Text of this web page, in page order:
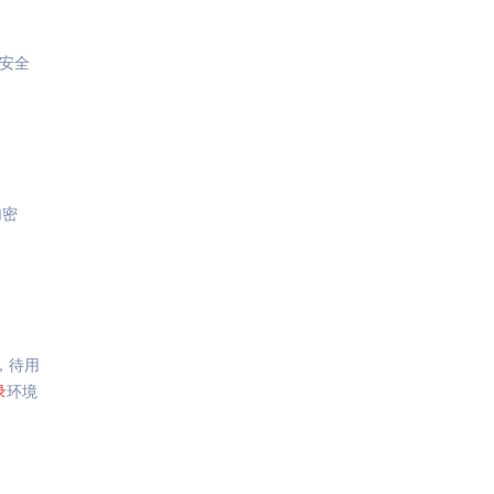
全
待用
环境